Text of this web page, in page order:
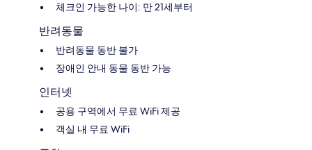
체크인 가능한 나이: 만 21세부터
반려동물
반려동물 동반 불가
장애인 안내 동물 동반 가능
인터넷
공용 구역에서 무료 WiFi 제공
객실 내 무료 WiFi